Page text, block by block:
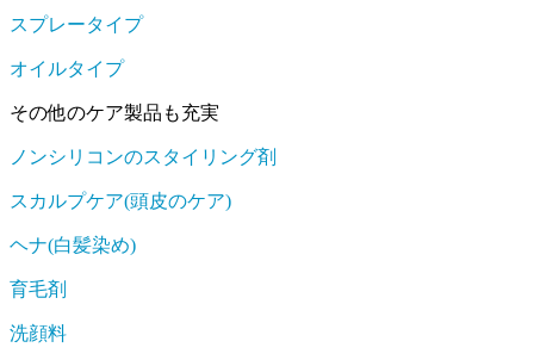
スプレータイプ
オイルタイプ
その他のケア製品も充実
ノンシリコンのスタイリング剤
スカルプケア(頭皮のケア)
ヘナ(白髪染め)
育毛剤
洗顔料